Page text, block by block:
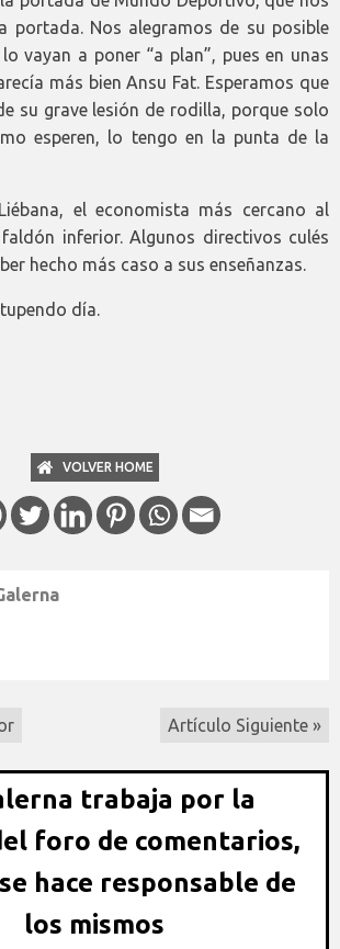
portada. Nos alegramos de su posible
vayan a poner “a plan”, pues en unas
más bien Ansu Fat. Esperamos que
su grave lesión de rodilla, porque solo
esperen, lo tengo en la punta de la
el economista más cercano al
inferior. Algunos directivos culés
hecho más caso a sus enseñanzas.
día.
VOLVER HOME
Artículo Siguiente »
trabaja por la
foro de comentarios,
hace responsable de
los mismos